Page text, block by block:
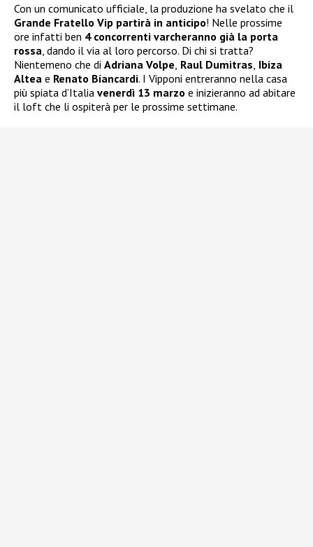
Con un comunicato ufficiale, la produzione ha svelato che il
Grande Fratello Vip partirà in anticipo! Nelle prossime
ore infatti ben 4 concorrenti varcheranno già la porta
rossa , dando il via al loro percorso. Di chi si tratta?
Nientemeno che di Adriana Volpe Raul Dumitras Ibiza
Altea e Renato Biancardi. I Vipponi entreranno nella casa
più spiata d’Italia venerdì 13 marzo e inizieranno ad abitare
il loft che li ospiterà per le prossime settimane.